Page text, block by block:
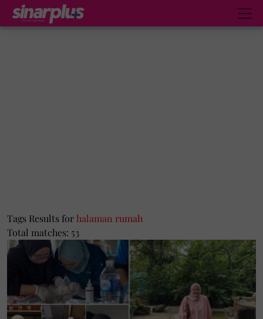
Tags Results for halaman rumah
Total matches: 53